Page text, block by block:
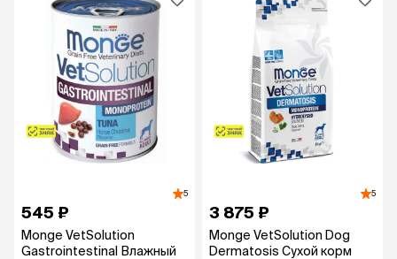
5
545 ₽
Monge VetSolution
Gastrointestinal Влажный
5
3 875 ₽
Monge VetSolution Dog
Dermatosis Сухой корм